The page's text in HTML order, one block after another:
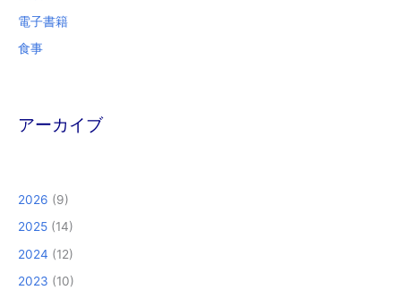
電子書籍
食事
アーカイブ
2026 (9)
2025 (14)
2024 (12)
2023 (10)